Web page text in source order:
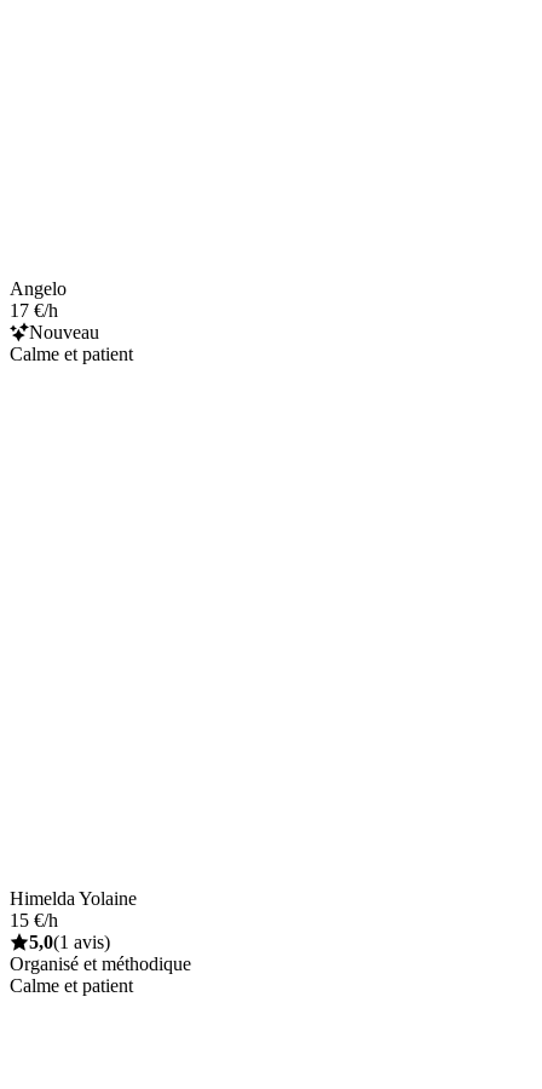
Angelo
17 €/h
Nouveau
Calme et patient
Himelda Yolaine
15 €/h
5,0(1 avis)
Organisé et méthodique
Calme et patient